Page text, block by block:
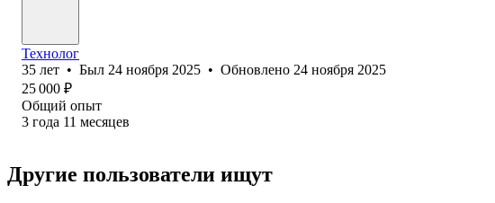
Технолог
35 лет • Был 24 ноября 2025 • Обновлено 24 ноября 2025
25 000 ₽
Общий опыт
3 года 11 месяцев
Другие пользователи ищут